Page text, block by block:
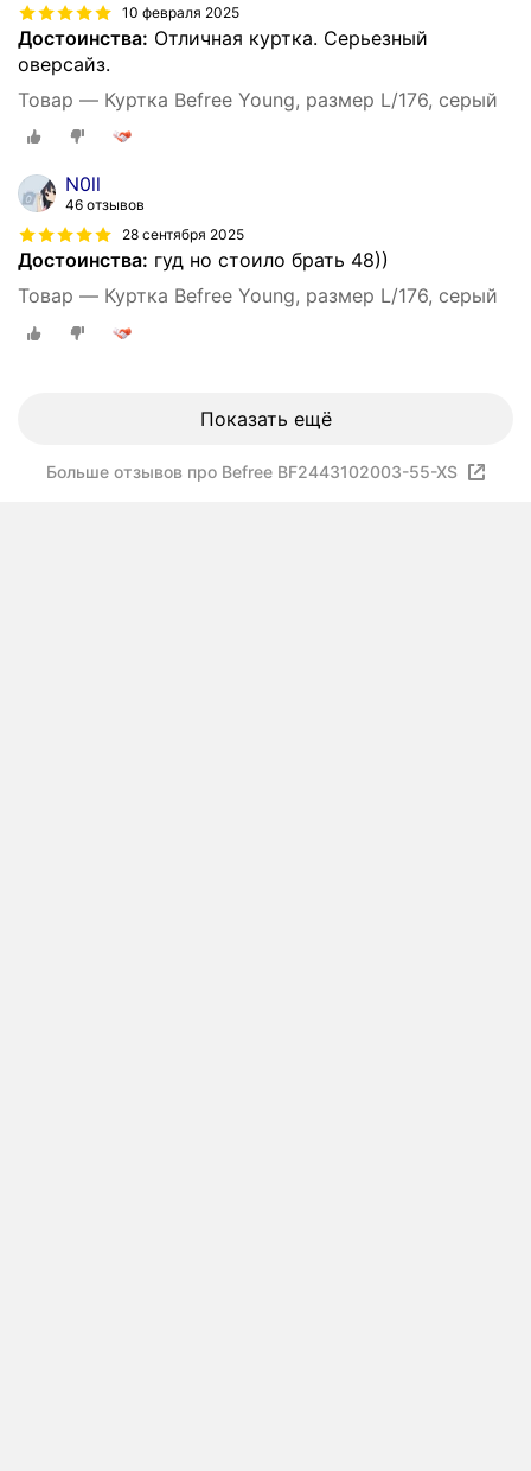
10 февраля 2025
Достоинства: Отличная куртка. Серьезный
оверсайз.
Товар — Куртка Befree Young, размер L/176, серый
N0ll
46 отзывов
28 сентября 2025
Достоинства: гуд но стоило брать 48))
Товар — Куртка Befree Young, размер L/176, серый
Показать ещё
Больше отзывов про Befree BF2443102003-55-XS